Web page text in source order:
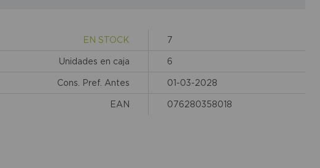
EN STOCK 7
Unidades en caja 6
Cons. Pref. Antes 01-03-2028
EAN 076280358018